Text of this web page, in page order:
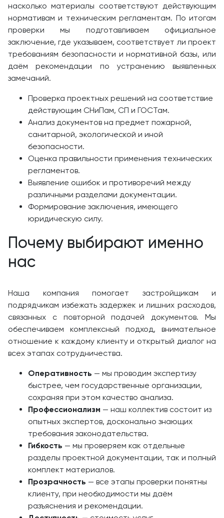
насколько материалы соответствуют действующим
нормативам и техническим регламентам. По итогам
проверки мы подготавливаем официальное
заключение, где указываем, соответствует ли проект
требованиям безопасности и нормативной базы, или
даём рекомендации по устранению выявленных
замечаний.
Проверка проектных решений на соответствие
действующим СНиПам, СП и ГОСТам.
Анализ документов на предмет пожарной,
санитарной, экологической и иной
безопасности.
Оценка правильности применения технических
регламентов.
Выявление ошибок и противоречий между
различными разделами документации.
Формирование заключения, имеющего
юридическую силу.
Почему выбирают именно
нас
Наша компания помогает застройщикам и
подрядчикам избежать задержек и лишних расходов,
связанных с повторной подачей документов. Мы
обеспечиваем комплексный подход, внимательное
отношение к каждому клиенту и открытый диалог на
всех этапах сотрудничества.
Оперативность — мы проводим экспертизу
быстрее, чем государственные организации,
сохраняя при этом качество анализа.
Профессионализм — наш коллектив состоит из
опытных экспертов, досконально знающих
требования законодательства.
Гибкость — мы проверяем как отдельные
разделы проектной документации, так и полный
комплект материалов.
Прозрачность — все этапы проверки понятны
клиенту, при необходимости мы даём
разъяснения и рекомендации.